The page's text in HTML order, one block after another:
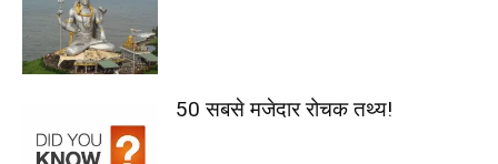
50 सबसे मजेदार रोचक तथ्य!